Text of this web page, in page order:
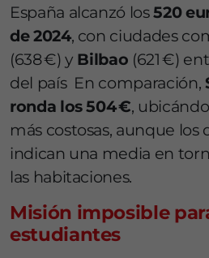
España alcanzó los520
de 2024, con ciudades
(638 €) y Bilbao (621 €)
del país En comparación,
ronda los 504 €,
más costosas, aunque los
indican una media en
las habitaciones.
Misión imposible
estudiantes